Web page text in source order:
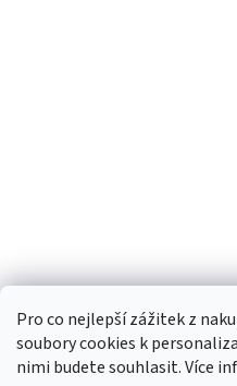
Pro co nejlepší zážitek z
soubory cookies k
nimi budete souhlasit. Více